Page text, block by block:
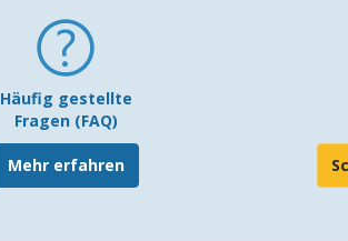
Häufig gestellte
Fragen (FAQ)
Mehr erfahren